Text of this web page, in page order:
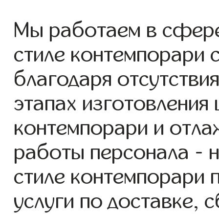
Мы работаем в
стиле контемпорари
благодаря
этапах
контемпорари и
работы персонала
стиле
услуги по доставке,